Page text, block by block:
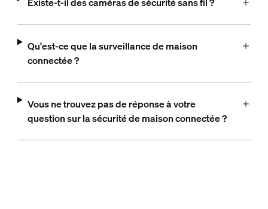
Qu'est-ce que la surveillance de maison
connectée ?
Vous ne trouvez pas de réponse à votre
question sur la sécurité de maison connectée ?